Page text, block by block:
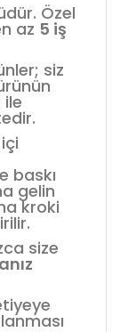
Özel
az 5 iş
siz
ile
baskı
gelin
kroki
size